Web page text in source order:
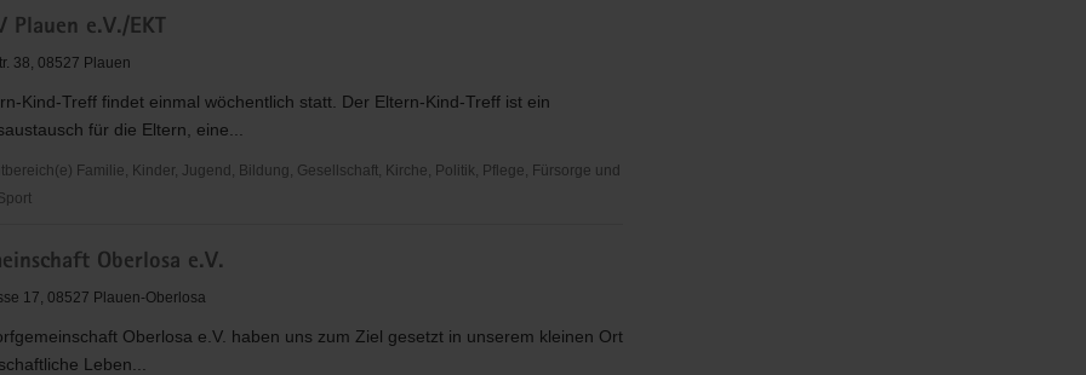
Plauen e.V./EKT
38, 08527 Plauen
Kind-Treff findet einmal wöchentlich statt. Der Eltern-Kind-Treff ist ein
für die Eltern, eine...
Familie, Kinder, Jugend, Bildung, Gesellschaft, Kirche, Politik, Pflege, Fürsorge und
Oberlosa e.V.
17, 08527 Plauen-Oberlosa
Oberlosa e.V. haben uns zum Ziel gesetzt in unserem kleinen Ort
Leben...